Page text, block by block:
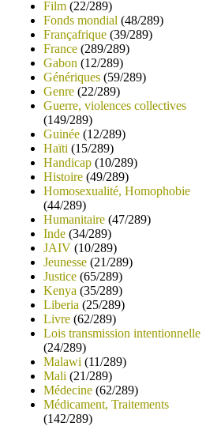
Film (22/289)
Fonds mondial (48/289)
Françafrique (39/289)
France (289/289)
Gabon (12/289)
Génériques (59/289)
Genre (22/289)
Guerre, violences collectives
(149/289)
Guinée (12/289)
Haïti (15/289)
Handicap (10/289)
Histoire (49/289)
Homosexualité, Homophobie
(44/289)
Humanitaire (47/289)
Inde (34/289)
JAIV (10/289)
Jeunesse (21/289)
Justice (65/289)
Kenya (35/289)
Liberia (25/289)
Livre (62/289)
Lois transmission intentionnelle
(24/289)
Malawi (11/289)
Mali (21/289)
Médecine (62/289)
Médicament, Traitements
(142/289)